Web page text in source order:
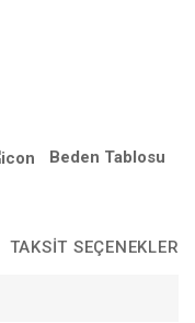
Beden Tablosu
TAKSIT SEÇENEKLERI